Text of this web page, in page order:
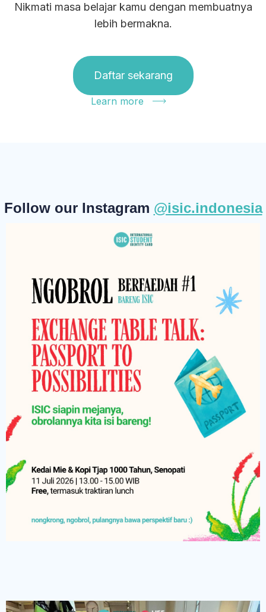
Nikmati masa belajar kamu dengan membuatnya
lebih bermakna.
Daftar sekarang
Learn more
Follow our Instagram @isic.indonesia